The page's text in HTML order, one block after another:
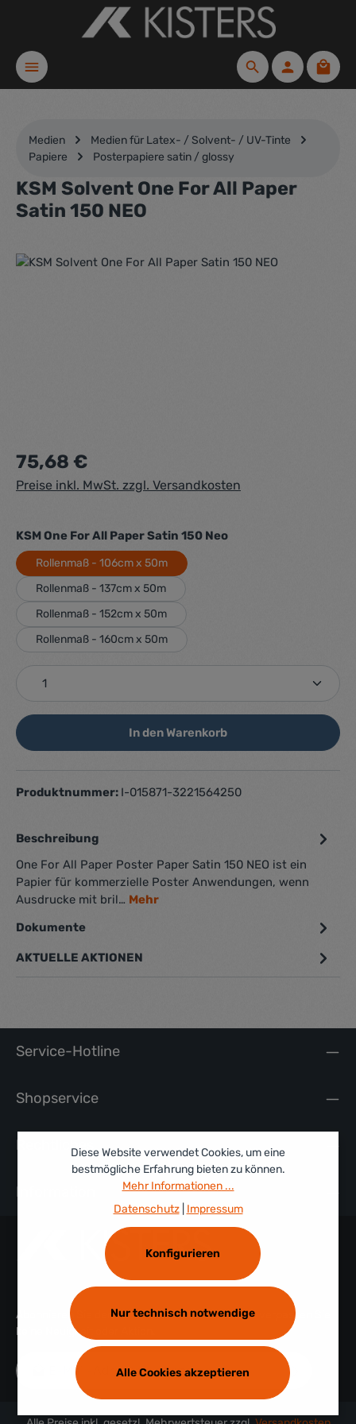
Zum Hauptinhalt springen
Medien
Medien für Latex- / Solvent- / UV-Tinte
Papiere
Posterpapiere satin / glossy
KSM Solvent One For All Paper
Satin 150 NEO
Bildergalerie überspringen
Regulärer Preis:
75,68 €
Preise inkl. MwSt. zzgl. Versandkosten
KSM One For All Paper Satin 150 Neoauswählen
Rollenmaß - 106cm x 50m
Rollenmaß - 137cm x 50m
Rollenmaß - 152cm x 50m
Rollenmaß - 160cm x 50m
Produkt Anzahl: Gib den gewünschten Wert ein
In den Warenkorb
Produktnummer: I-015871-3221564250
Beschreibung
One For All Paper Poster Paper Satin 150 NEO ist ein
Papier für kommerzielle Poster Anwendungen, wenn
Ausdrucke mit bril… Mehr
Dokumente
AKTUELLE AKTIONEN
Service-Hotline
Shopservice
Rechtliches
Information
Abonnieren Sie den kostenlosen Newsletter und verpassen Sie
keine Neuigkeit oder Aktion.
E-Mail-Adresse*
Die mit einem Stern (*) markierten Felder sind
Diese Website verwendet Cookies, um eine
bestmögliche Erfahrung bieten zu können.
Mehr Informationen ...
Datenschutz| Impressum
Nur technisch notwendige
Konfigurieren
Alle Cookies akzeptieren